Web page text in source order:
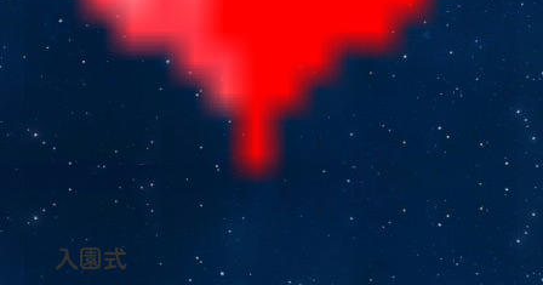
入園式